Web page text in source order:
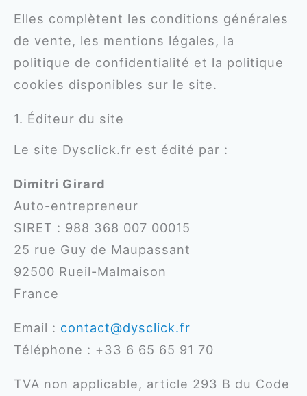
Elles complètent les conditions générales
de vente, les mentions légales, la
politique de confidentialité et la politique
cookies disponibles sur le site.
1. Éditeur du site
Le site Dysclick.fr est édité par :
Dimitri Girard
Auto-entrepreneur
SIRET : 988 368 007 00015
25 rue Guy de Maupassant
92500 Rueil-Malmaison
France
Email : contact@dysclick.fr
Téléphone : +33 6 65 65 91 70
TVA non applicable, article 293 B du Code